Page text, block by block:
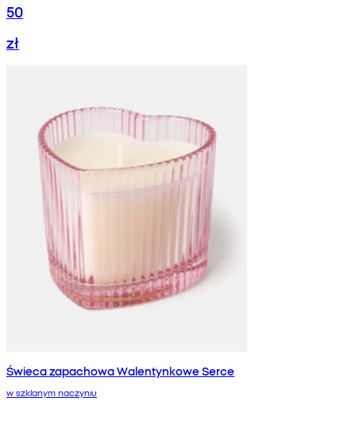
50
zł
Świeca zapachowa Walentynkowe Serce
w szklanym naczyniu